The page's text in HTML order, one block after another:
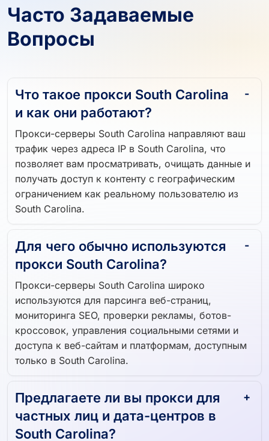
Часто Задаваемые
Вопросы
Что такое прокси South Carolina
и как они работают?
Прокси-серверы South Carolina направляют ваш
трафик через адреса IP в South Carolina, что
позволяет вам просматривать, очищать данные и
получать доступ к контенту с географическим
ограничением как реальному пользователю из
South Carolina.
Для чего обычно используются
прокси South Carolina?
Прокси-серверы South Carolina широко
используются для парсинга веб-страниц,
мониторинга SEO, проверки рекламы, ботов-
кроссовок, управления социальными сетями и
доступа к веб-сайтам и платформам, доступным
только в South Carolina.
Предлагаете ли вы прокси для
частных лиц и дата-центров в
South Carolina?